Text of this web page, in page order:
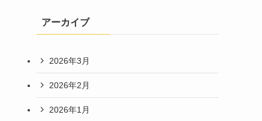
アーカイブ
2026年3月
2026年2月
2026年1月